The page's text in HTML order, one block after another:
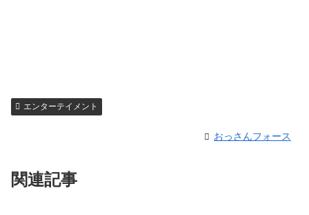
エンターテイメント
おっさんフォース
関連記事